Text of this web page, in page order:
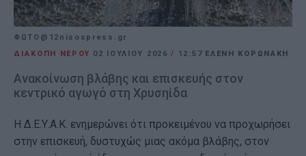
ΦΩΤΟ@12nisospress.gr
ΔΙΑΚΟΠΗ ΝΕΡΟΥ 02 ΙΟΥΛΊΟΥ 2026/ 12:57 ΕΛΕΝΗ ΚΟΡΩΝΑΚΗ
Ανακοίνωση βλάβης και επισκευής στον
κεντρικό αγωγό στη Χρυσηίδα
Η Δ.Ε.Υ.Α.Κ. ενημερώνει ότι προκειμένου να προχωρήσει
στην επισκευή, δυστυχώς μιας ακόμα βλάβης, στον